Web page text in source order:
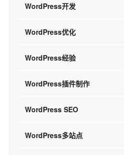
WordPress开发
WordPress优化
WordPress经验
WordPress插件制作
WordPress SEO
WordPress多站点